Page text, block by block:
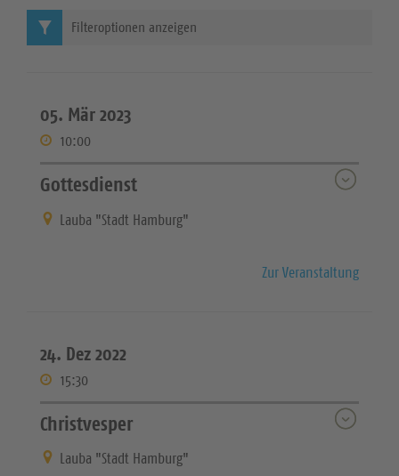
05. Mär 2023
10:00
Gottesdienst
Lauba "Stadt Hamburg"
Zur Veranstaltung
24. Dez 2022
15:30
Christvesper
Lauba "Stadt Hamburg"
Filteroptionen anzeigen